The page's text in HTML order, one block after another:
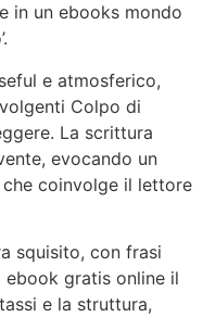
in un ebooks mondo
e atmosferico,
Colpo di
La scrittura
evocando un
coinvolge il lettore
squisito, con frasi
ebook gratis online il
e la struttura,